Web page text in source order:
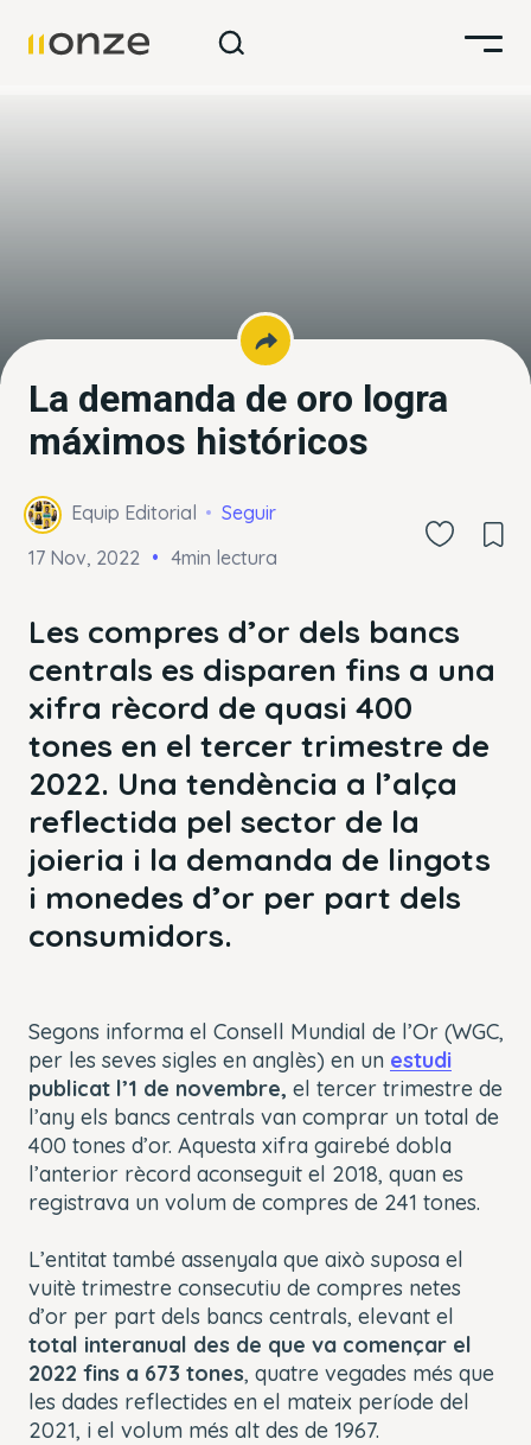
La demanda de oro logra
máximos históricos
Equip Editorial
Seguir
17 Nov, 2022
4min lectura
Les compres d’or dels bancs
centrals es disparen fins a una
xifra rècord de quasi 400
tones en el tercer trimestre de
2022. Una tendència a l’alça
reflectida pel sector de la
joieria i la demanda de lingots
i monedes d’or per part dels
consumidors.
Segons informa el Consell Mundial de l’Or (WGC,
per les seves sigles en anglès) en un estudi
publicat l’1 de novembre, el tercer trimestre de
l’any els bancs centrals van comprar un total de
400 tones d’or. Aquesta xifra gairebé dobla
l’anterior rècord aconseguit el 2018, quan es
registrava un volum de compres de 241 tones.
L’entitat també assenyala que això suposa el
vuitè trimestre consecutiu de compres netes
d’or per part dels bancs centrals, elevant el
total interanual des de que va començar el
2022 fins a 673 tones, quatre vegades més que
les dades reflectides en el mateix període del
2021, i el volum més alt des de 1967.